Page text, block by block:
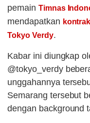
pemain Timnas
mendapatkan
Tokyo Verdy.
Kabar ini diungkap
@tokyo_verdy
unggahannya
Semarang tersebut
dengan background